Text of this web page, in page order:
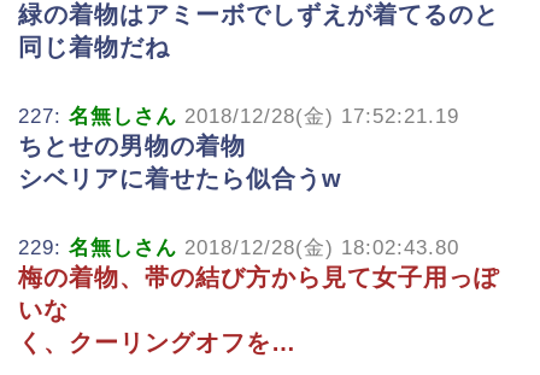
緑の着物はアミーボでしずえが着てるのと
同じ着物だね
227: 名無しさん 2018/12/28(金) 17:52:21.19
ちとせの男物の着物
シベリアに着せたら似合うw
229: 名無しさん 2018/12/28(金) 18:02:43.80
梅の着物、帯の結び方から見て女子用っぽ
いな
く、クーリングオフを…